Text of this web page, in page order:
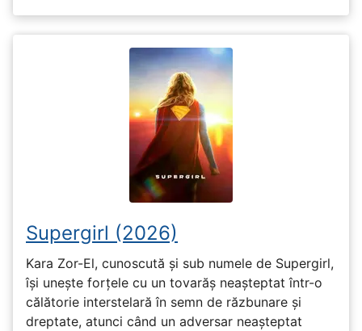
Supergirl (2026)
Kara Zor-El, cunoscută și sub numele de Supergirl,
își unește forțele cu un tovarăș neașteptat într-o
călătorie interstelară în semn de răzbunare și
dreptate, atunci când un adversar neașteptat